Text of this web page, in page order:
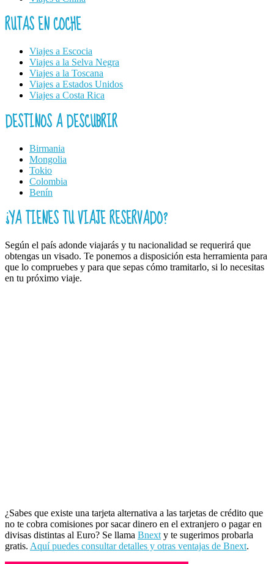
RUTAS EN COCHE
Viajes a Escocia
Viajes a la Selva Negra
Viajes a la Toscana
Viajes a Estados Unidos
Viajes a Costa Rica
DESTINOS A DESCUBRIR
Birmania
Mongolia
Tokio
Colombia
Benín
¿YA TIENES TU VIAJE RESERVADO?
Según el país adonde viajarás y tu nacionalidad se requerirá que
obtengas un visado. Te ponemos a disposición esta herramienta para
que lo compruebes y para que sepas cómo tramitarlo, si lo necesitas
en tu próximo viaje.
¿Sabes que existe una tarjeta alternativa a las tarjetas de crédito que
no te cobra comisiones por sacar dinero en el extranjero o pagar en
divisas distintas al Euro? Se llama Bnexty te sugerimos probarla
gratis. Aquí puedes consultar detalles y otras ventajas de Bnext.